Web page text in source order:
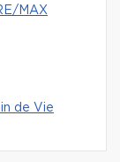
MAX
de Vie